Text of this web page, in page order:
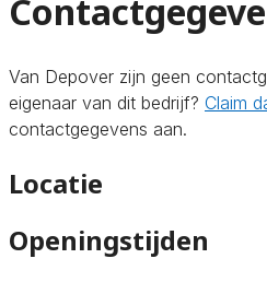
Van Depover zijn geen
eigenaar van dit bedrijf? Claim
contactgegevens aan.
Locatie
Openingstijden